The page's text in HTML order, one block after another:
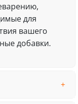
для
вашего
добавки.